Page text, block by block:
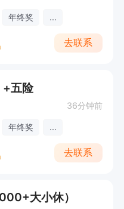
年终奖 ...
去联系
+五险
36分钟前
年终奖 ...
去联系
大小休）